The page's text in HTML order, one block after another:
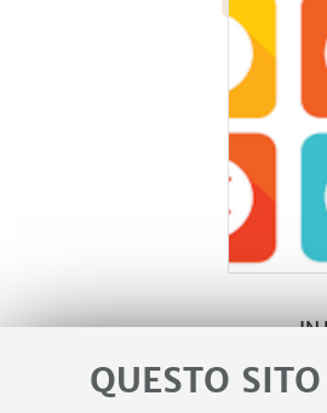
QUESTO
IN